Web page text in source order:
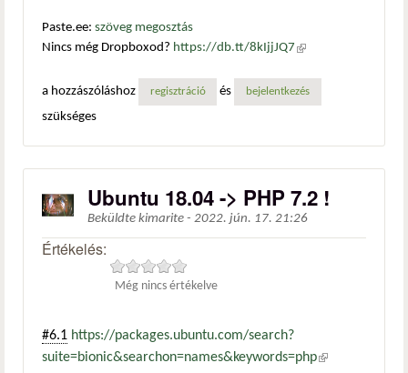
Paste.ee: szöveg megosztás
Nincs még Dropboxod? https://db.tt/8kIjjJQ7 (külső
a hozzászóláshoz
regisztráció és bejelentkezés
szükséges
Ubuntu 18.04 -> PHP 7.2 !
Beküldte kimarite - 2022. jún. 17. 21:26
Értékelés:
Még nincs értékelve
#6.1 https://packages.ubuntu.com/search?
suite=bionic&searchon=names&keywords=php(külső